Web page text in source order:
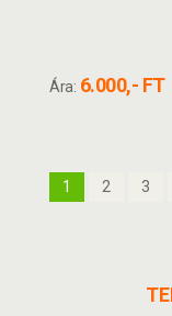
Ára: 6.000,- FT
1 2 3